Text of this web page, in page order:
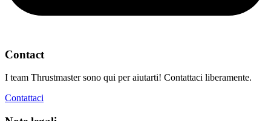
Contact
I team Thrustmaster sono qui per aiutarti! Contattaci liberamente.
Contattaci